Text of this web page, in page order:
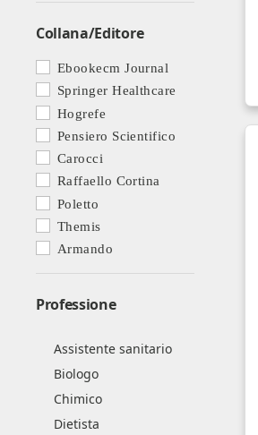
Collana/Editore
Ebookecm Journal
Springer Healthcare
Hogrefe
Pensiero Scientifico
Carocci
Raffaello Cortina
Poletto
Themis
Armando
Professione
Assistente sanitario
Biologo
Chimico
Dietista